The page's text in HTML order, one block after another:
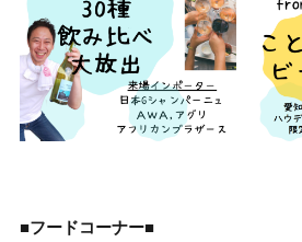
■フードコーナー■